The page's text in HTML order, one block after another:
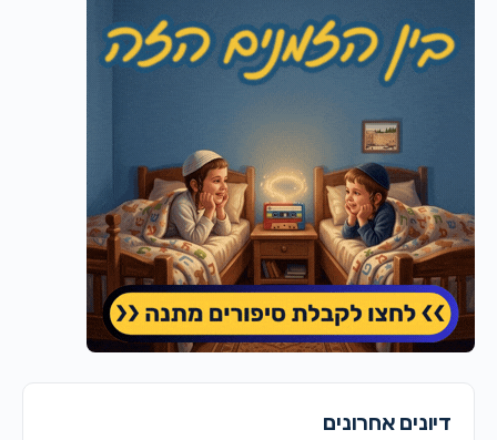
דיונים אחרונים